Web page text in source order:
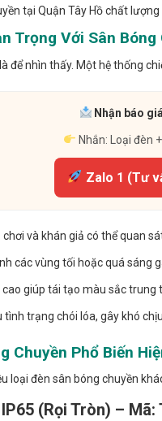
tại Quận Tây Hồ chất
Trọng Với Sân Bóng
để nhìn thấy. Một hệ thống
Nhận báo
Nhắn: Loại đèn
Zalo 1 (Tư
và khán giả có thể quan
các vùng tối hoặc quá sáng
cao giúp tái tạo màu sắc trung
tình trạng chói lóa, gây khó
Chuyền Phổ Biến
loại đèn sân bóng chuyền
(Rọi Tròn) – Mã: